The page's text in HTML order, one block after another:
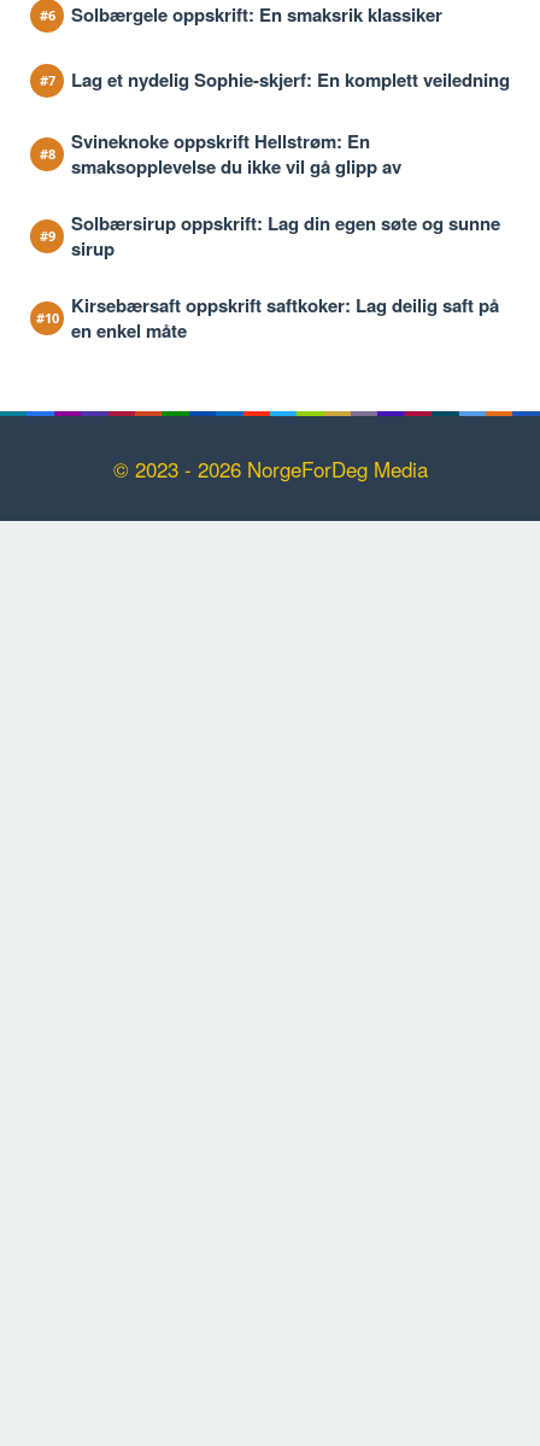
Solbærgele oppskrift: En smaksrik klassiker
Lag et nydelig Sophie-skjerf: En komplett veiledning
Svineknoke oppskrift Hellstrøm: En
smaksopplevelse du ikke vil gå glipp av
Solbærsirup oppskrift: Lag din egen søte og sunne
sirup
Kirsebærsaft oppskrift saftkoker: Lag deilig saft på
en enkel måte
© 2023 - 2026 NorgeForDeg Media